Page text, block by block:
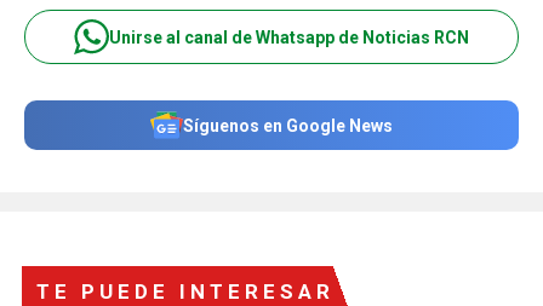
Unirse al canal de Whatsapp de Noticias RCN
Síguenos en Google News
TE PUEDE INTERESAR